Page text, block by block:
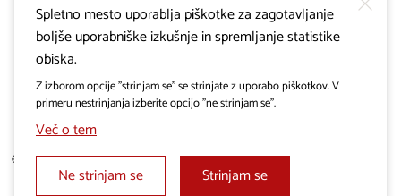
© 2019 - 2026 visitkras.info. Vse pravice pridržane.
Spletno mesto uporablja piškotke za zagotavljanje
boljše uporabniške izkušnje in spremljanje statistike
obiska.
Z izborom opcije "strinjam se" se strinjate z uporabo piškotkov. V
primeru nestrinjanja izberite opcijo "ne strinjam se".
Več o tem
Ne strinjam se
Strinjam se